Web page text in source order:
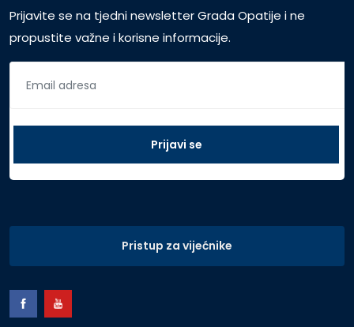
Prijavite se na tjedni newsletter Grada Opatije i ne
propustite važne i korisne informacije.
Pristup za vijećnike